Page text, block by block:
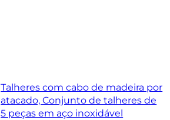
Talheres com cabo de madeira por
atacado, Conjunto de talheres de
5 peças em aço inoxidável